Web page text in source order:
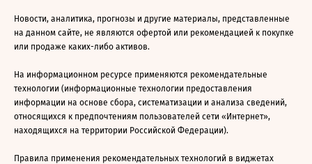
Новости, аналитика, прогнозы и другие материалы, представленные
на данном сайте, не являются офертой или рекомендацией к покупке
или продаже каких-либо активов.
На информационном ресурсе применяются рекомендательные
технологии (информационные технологии предоставления
информации на основе сбора, систематизации и анализа сведений,
относящихся к предпочтениям пользователей сети «Интернет»,
находящихся на территории Российской Федерации).
Правила применения рекомендательных технологий в виджетах